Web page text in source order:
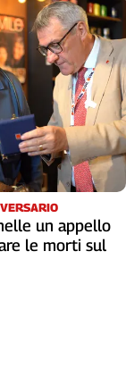
un appello
le morti sul